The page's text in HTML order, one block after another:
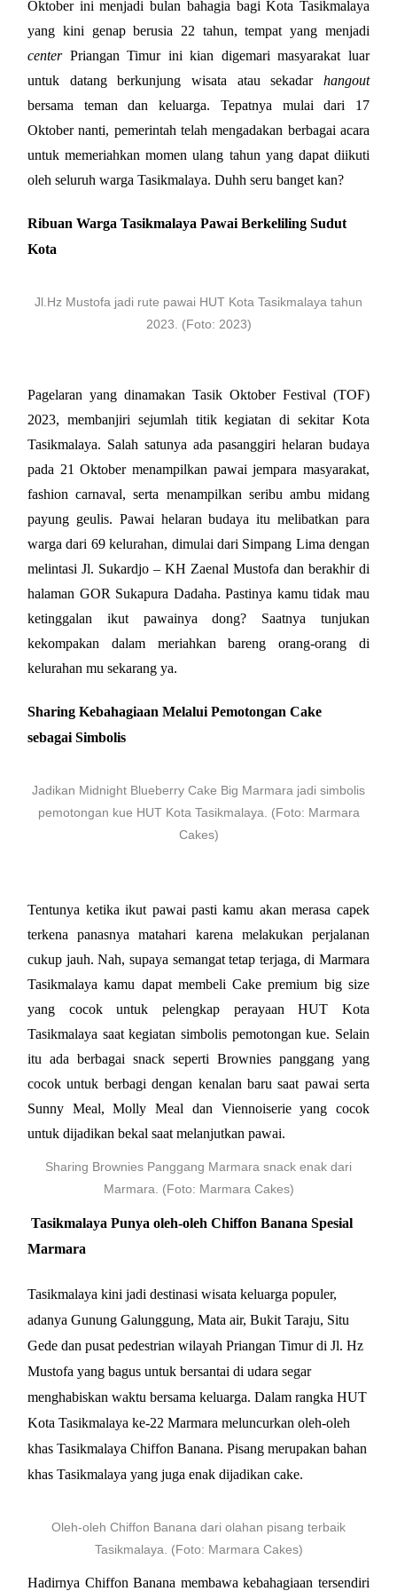
Oktober ini menjadi bulan bahagia bagi Kota Tasikmalaya
yang kini genap berusia 22 tahun, tempat yang menjadi
center Priangan Timur ini kian digemari masyarakat luar
untuk datang berkunjung wisata atau sekadar hangout
bersama teman dan keluarga. Tepatnya mulai dari 17
Oktober nanti, pemerintah telah mengadakan berbagai acara
untuk memeriahkan momen ulang tahun yang dapat diikuti
oleh seluruh warga Tasikmalaya. Duhh seru banget kan?
Ribuan Warga Tasikmalaya Pawai Berkeliling Sudut
Kota
Jl.Hz Mustofa jadi rute pawai HUT Kota Tasikmalaya tahun
2023. (Foto: 2023)
Pagelaran yang dinamakan Tasik Oktober Festival (TOF)
2023, membanjiri sejumlah titik kegiatan di sekitar Kota
Tasikmalaya. Salah satunya ada pasanggiri helaran budaya
pada 21 Oktober menampilkan pawai jempara masyarakat,
fashion carnaval, serta menampilkan seribu ambu midang
payung geulis. Pawai helaran budaya itu melibatkan para
warga dari 69 kelurahan, dimulai dari Simpang Lima dengan
melintasi Jl. Sukardjo – KH Zaenal Mustofa dan berakhir di
halaman GOR Sukapura Dadaha. Pastinya kamu tidak mau
ketinggalan ikut pawainya dong? Saatnya tunjukan
kekompakan dalam meriahkan bareng orang-orang di
kelurahan mu sekarang ya.
Sharing Kebahagiaan Melalui Pemotongan Cake
sebagai Simbolis
Jadikan Midnight Blueberry Cake Big Marmara jadi simbolis
pemotongan kue HUT Kota Tasikmalaya. (Foto: Marmara
Cakes)
Tentunya ketika ikut pawai pasti kamu akan merasa capek
terkena panasnya matahari karena melakukan perjalanan
cukup jauh. Nah, supaya semangat tetap terjaga, di Marmara
Tasikmalaya kamu dapat membeli Cake premium big size
yang cocok untuk pelengkap perayaan HUT Kota
Tasikmalaya saat kegiatan simbolis pemotongan kue. Selain
itu ada berbagai snack seperti Brownies panggang yang
cocok untuk berbagi dengan kenalan baru saat pawai serta
Sunny Meal, Molly Meal dan Viennoiserie yang cocok
untuk dijadikan bekal saat melanjutkan pawai.
Sharing Brownies Panggang Marmara snack enak dari
Marmara. (Foto: Marmara Cakes)
Tasikmalaya Punya oleh-oleh Chiffon Banana Spesial
Marmara
Tasikmalaya kini jadi destinasi wisata keluarga populer,
adanya Gunung Galunggung, Mata air, Bukit Taraju, Situ
Gede dan pusat pedestrian wilayah Priangan Timur di Jl. Hz
Mustofa yangbagus untuk bersantai di udara segar
menghabiskan waktu bersama keluarga. Dalam rangka HUT
Kota Tasikmalaya ke-22 Marmara meluncurkan oleh-oleh
khas Tasikmalaya Chiffon Banana. Pisang merupakan bahan
khas Tasikmalaya yang juga enak dijadikan cake.
Oleh-oleh Chiffon Banana dari olahan pisang terbaik
Tasikmalaya. (Foto: Marmara Cakes)
Hadirnya Chiffon Banana membawa kebahagiaan tersendiri